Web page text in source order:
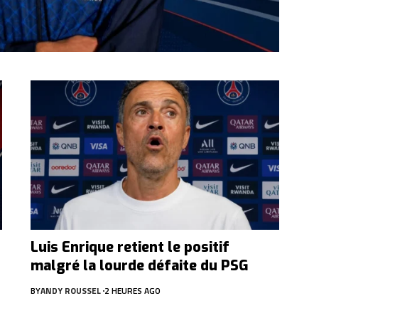
Luis Enrique retient le positif
malgré la lourde défaite du PSG
BYANDY ROUSSEL 2 HEURES AGO